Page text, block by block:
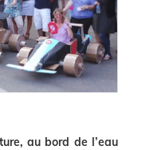
au bord de l’eau